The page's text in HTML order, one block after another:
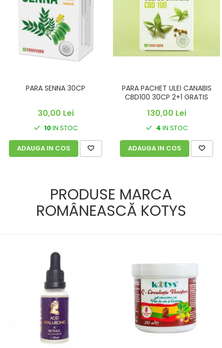
PARA SENNA 30CP
30,00 Lei
10IN STOC
ADAUGA IN COS
PARA PACHET ULEI CANABIS
CBD100 30CP 2+1 GRATIS
130,00 Lei
4 IN STOC
ADAUGA IN COS
PRODUSE MARCA
ROMÂNEASCĂ KOTYS